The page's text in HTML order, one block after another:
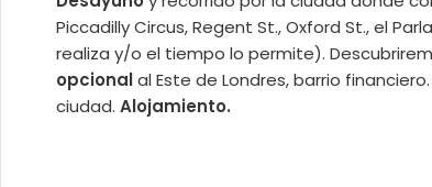
Piccadilly Circus, Regent St., Oxford St., el
realiza y/o el tiempo lo permite).
opcionalal Este de Londres, barrio
ciudad. Alojamiento.